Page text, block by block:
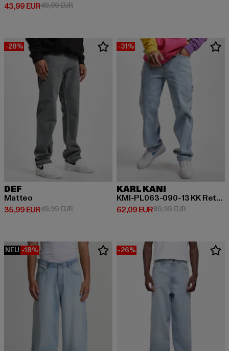
43,99 EUR
Derzeitiger Preis: 43,99 EUR
49,99 EURAktionspreis: 49,99 EUR
-28%
DEF
Matteo
35,99 EUR
Derzeitiger Preis: 35,99 EUR
49,99 EURAktionspreis: 49,99 EUR
-31%
KARL KANI
KMI-PL063-090-13 KK Retro Baggy Workwear Denim
62,09 EUR
Derzeitiger Preis: 62,09 EUR
89,99 EURAktionspreis:
NEU -18% -26%